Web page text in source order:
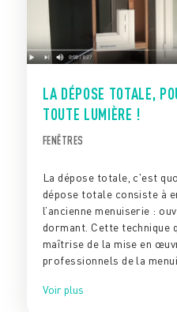
LA DÉPOSE TOTALE,
TOUTE LUMIÈRE !
FENÊTRES
La dépose totale, c'est
dépose totale consiste à
l’ancienne menuiserie :
dormant. Cette technique
maîtrise de la mise en
professionnels de la
Voir plus